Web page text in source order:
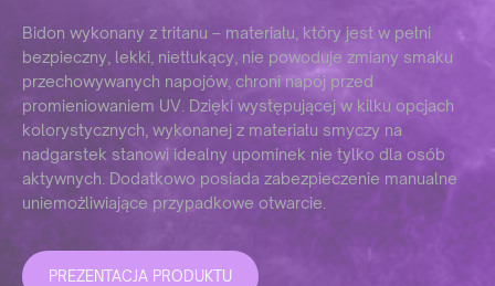
Bidon wykonany z tritanu – materiału, który jest w pełni
bezpieczny, lekki, nietłukący, nie powoduje zmiany smaku
przechowywanych napojów, chroni napój przed
promieniowaniem UV. Dzięki występującej w kilku opcjach
kolorystycznych, wykonanej z materiału smyczy na
nadgarstek stanowi idealny upominek nie tylko dla osób
aktywnych. Dodatkowo posiada zabezpieczenie manualne
uniemożliwiające przypadkowe otwarcie.
PREZENTACJA PRODUKTU